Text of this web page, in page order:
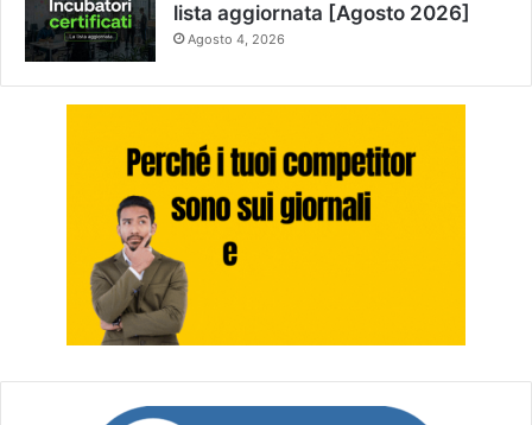
lista aggiornata [Agosto 2026]
Agosto 4, 2026